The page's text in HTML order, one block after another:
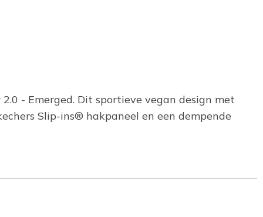
- Emerged. Dit sportieve vegan design met
Slip-ins® hakpaneel en een dempende